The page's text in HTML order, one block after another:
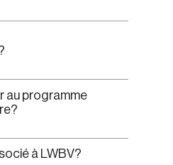
au programme
à LWBV?